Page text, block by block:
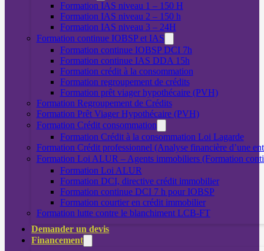
Formation IAS niveau 1 – 150 H
Formation IAS niveau 2 – 150 h
Formation IAS niveau 3 – 24H
Formation continue IOBSP et IAS
Formation continue IOBSP DCI 7h
Formation continue IAS DDA 15h
Formation crédit à la consommation
Formation regroupement de crédits
Formation prêt viager hypothécaire (PVH)
Formation Regroupement de Crédits
Formation Prêt Viager Hypothécaire (PVH)
Formation Crédit consommation
Formation Crédit à la consommation Loi Lagarde
Formation Crédit professionnel (Analyse financière d’une
Formation Loi ALUR – Agents immobiliers (Formation
Formation Loi ALUR
Formation DCI, directive crédit immobilier
Formation continue DCI 7 h pour IOBSP
Formation courtier en crédit immobilier
Formation lutte contre le blanchiment LCB-FT
Demander un devis
Financement